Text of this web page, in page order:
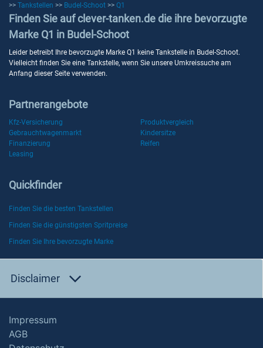
>> Tankstellen >> Budel-Schoot >> Q1
Finden Sie auf clever-tanken.de die ihre bevorzugte
Marke Q1 in Budel-Schoot
Leider betreibt Ihre bevorzugte Marke Q1 keine Tankstelle in Budel-Schoot.
Vielleicht finden Sie eine Tankstelle, wenn Sie unsere Umkreissuche am
Anfang dieser Seite verwenden.
Partnerangebote
Kfz-Versicherung
Produktvergleich
Gebrauchtwagenmarkt
Kindersitze
Finanzierung
Reifen
Leasing
Quickfinder
Finden Sie die besten Tankstellen
Finden Sie die günstigsten Spritpreise
Finden Sie Ihre bevorzugte Marke
Disclaimer
Impressum
AGB